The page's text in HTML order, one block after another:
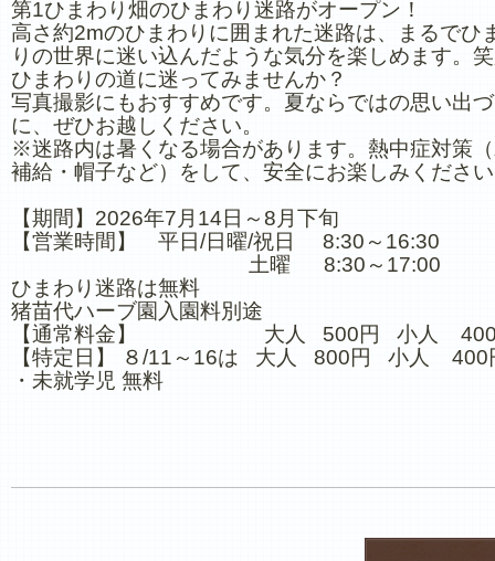
第1ひまわり畑のひまわり迷路がオープン！
高さ約2mのひまわりに囲まれた迷路は、まるでひ
りの世界に迷い込んだような気分を楽しめます。
ひまわりの道に迷ってみませんか？
写真撮影にもおすすめです。夏ならではの思い出
に、ぜひお越しください。
※迷路内は暑くなる場合があります。熱中症対策
補給・帽子など）をして、安全にお楽しみくださ
【期間】2026年7月14日～8月下旬
【営業時間】 平日/日曜/祝日 8:30～16:30
土曜 8:30～17:00
ひまわり迷路は無料
猪苗代ハーブ園入園料別途
【通常料金】 大人 500円 小人 400
【特定日】 ８/11～16は 大人 800円 小人 400
・未就学児 無料